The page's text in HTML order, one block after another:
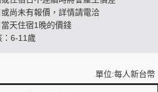
或尚未有報價，詳情請電洽
當天住宿1晚的價錢
：6-11歲
單位:每人新台幣